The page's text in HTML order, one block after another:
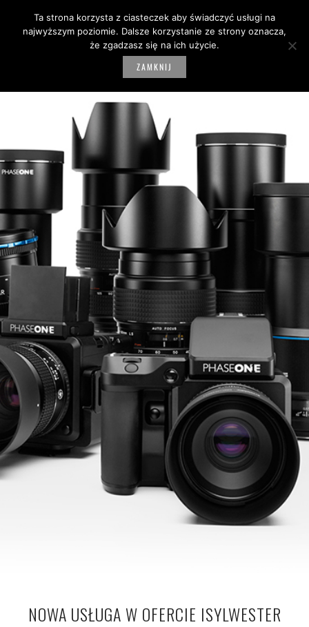
0
NOWA USŁUGA W OFERCIE ISYLWESTER
Ta strona korzysta z ciasteczek aby świadczyć usługi na
najwyższym poziomie. Dalsze korzystanie ze strony oznacza,
że zgadzasz się na ich użycie.
ZAMKNIJ